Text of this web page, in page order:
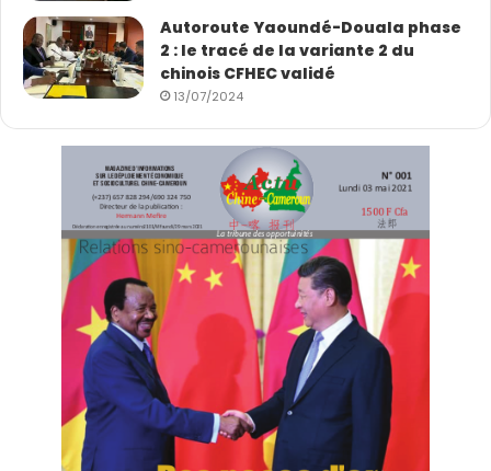
Autoroute Yaoundé-Douala phase
2 : le tracé de la variante 2 du
chinois CFHEC validé
13/07/2024